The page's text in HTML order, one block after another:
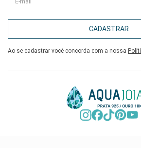
CADASTRAR
Ao se cadastrar você concorda com a nossa